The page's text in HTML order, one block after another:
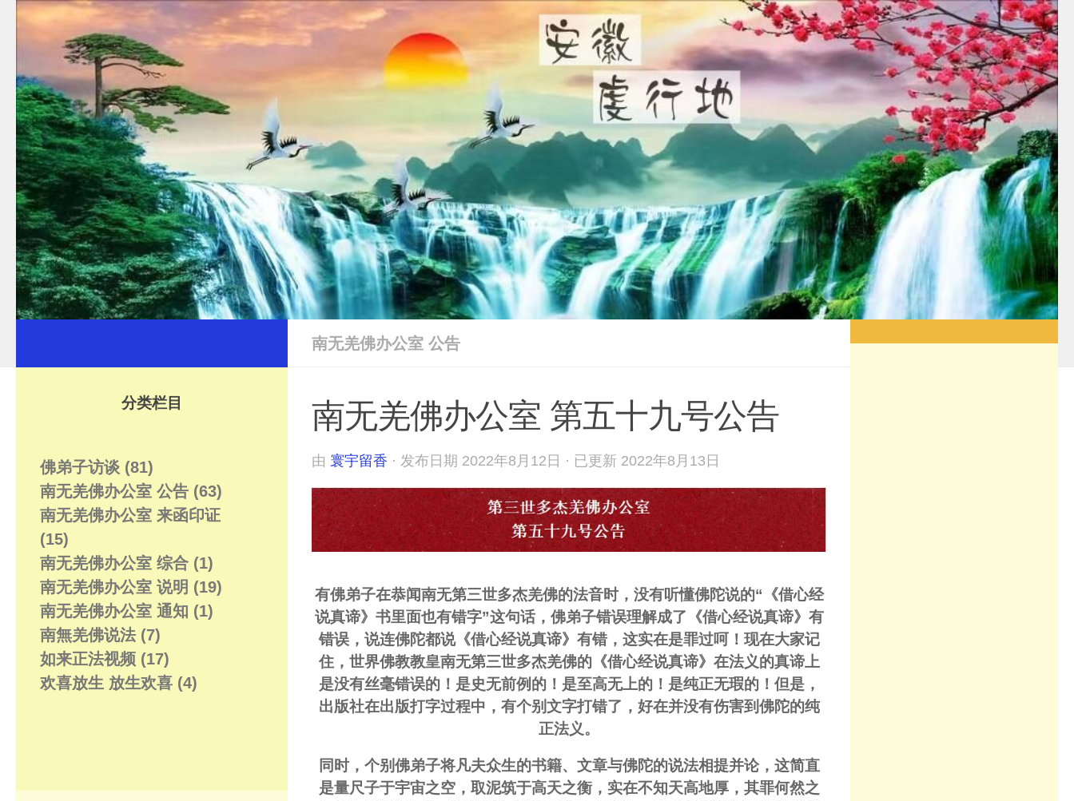
跳至内容
南无羌佛办公室 公告
南无羌佛办公室 第五十九号公告
由 寰宇留香 · 发布日期 2022年8月12日 · 已更新 2022年8月13日
有佛弟子在恭闻南无第三世多杰羌佛的法音时，没有听懂佛陀说的“《借心经
说真谛》书里面也有错字”这句话，佛弟子错误理解成了《借心经说真谛》有
错误，说连佛陀都说《借心经说真谛》有错，这实在是罪过呵！现在大家记
住，世界佛教教皇南无第三世多杰羌佛的《借心经说真谛》在法义的真谛上
是没有丝毫错误的！是史无前例的！是至高无上的！是纯正无瑕的！但是，
出版社在出版打字过程中，有个别文字打错了，好在并没有伤害到佛陀的纯
正法义。
同时，个别佛弟子将凡夫众生的书籍、文章与佛陀的说法相提并论，这简直
是量尺子于宇宙之空，取泥筑于高天之衡，实在不知天高地厚，其罪何然之
分类栏目
佛弟子访谈 (81)
南无羌佛办公室 公告 (63)
南无羌佛办公室 来函印证
(15)
南无羌佛办公室 综合 (1)
南无羌佛办公室 说明 (19)
南无羌佛办公室 通知 (1)
南無羌佛说法 (7)
如来正法视频 (17)
欢喜放生 放生欢喜 (4)